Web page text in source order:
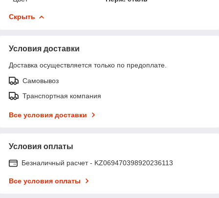
Скрыть
Условия доставки
Доставка осуществляется только по предоплате.
Самовывоз
Транспортная компания
Все условия доставки
Условия оплаты
Безналичный расчет - KZ069470398920236113
Все условия оплаты